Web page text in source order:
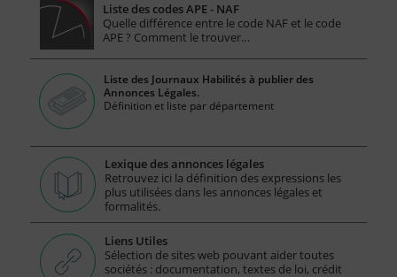
Liste des codes APE - NAF
Quelle différence entre le code NAF et le code
APE ? Comment le trouver…
Liste des Journaux Habilités à publier des
Annonces Légales.
Définition et liste par département
Lexique des annonces légales
Retrouvez ici la définition des expressions les
plus utilisées dans les annonces légales et
formalités.
Liens Utiles
Sélection de sites web pouvant aider toutes
sociétés : documentation, textes de loi, crédit